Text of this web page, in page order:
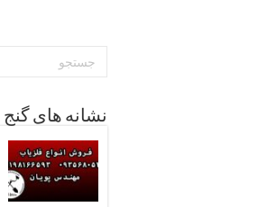
نشانه های گنج